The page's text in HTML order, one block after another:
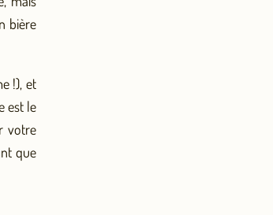
bière
!), et
est le
votre
que